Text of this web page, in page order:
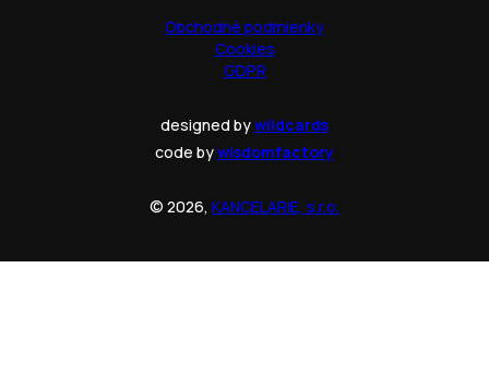
Obchodné podmienky
Cookies
GDPR
designed bywildcards
code bywisdomfactory
© 2026, KANCELARIE, s.r.o.